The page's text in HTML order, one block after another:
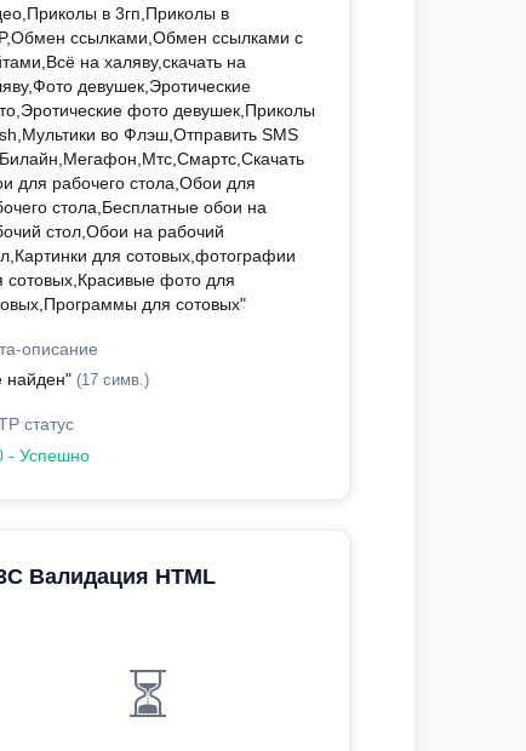
в 3гп,Приколы в
ссылками,Обмен ссылками с
на халяву,скачать на
девушек,Эротические
фото девушек,Приколы
во Флэш,Отправить SMS
для рабочего стола,Обои для
стола,Бесплатные обои на
стол,Обои на рабочий
для сотовых,фотографии
сотовых,Красивые фото для
для сотовых"
описание
найден" (17 симв.)
статус
- Успешно
Валидация HTML
⏳